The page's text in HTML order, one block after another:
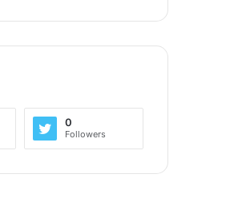
0
Followers